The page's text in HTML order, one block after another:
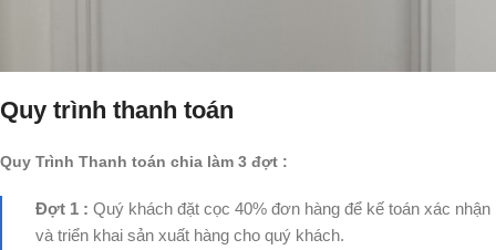
Quy trình thanh toán
Quy Trình Thanh toán chia làm 3 đợt :
Đợt 1 : Quý khách đặt cọc 40% đơn hàng để kế toán xác nhận
và triển khai sản xuất hàng cho quý khách.